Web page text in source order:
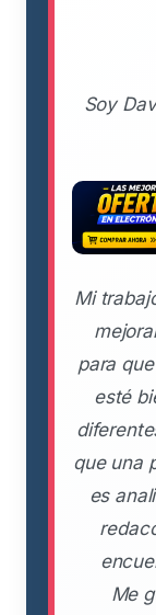
Soy
Mi
para
esté
que una
es
Me